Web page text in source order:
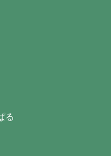
る